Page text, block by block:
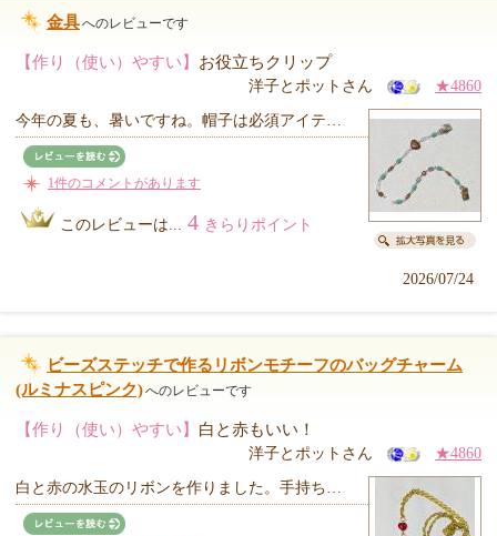
金具へのレビューです
【作り（使い）やすい】 お役立ちクリップ
洋子とポットさん ★4860
今年の夏も、暑いですね。帽子は必須アイテ…
1件のコメントがあります
このレビューは... 4 きらりポイント
2026/07/24
ビーズステッチで作るリボンモチーフのバッグチャーム
(ルミナスピンク)へのレビューです
【作り（使い）やすい】 白と赤もいい！
洋子とポットさん ★4860
白と赤の水玉のリボンを作りました。手持ち…